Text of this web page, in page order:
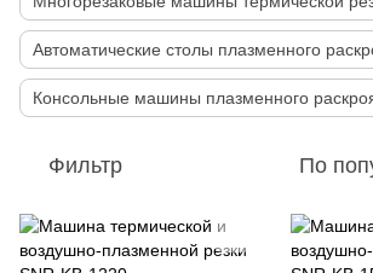
Автоматические столы плазменного
Консольные машины плазменного
Фильтр По